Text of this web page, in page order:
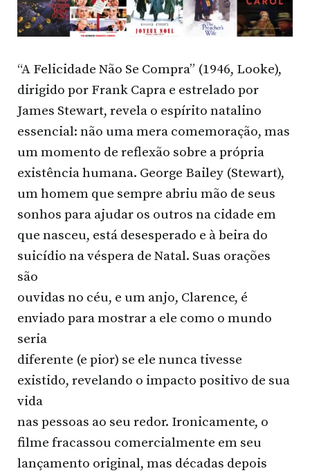
“A Felicidade Não Se Compra” (1946, Looke),
dirigido por Frank Capra e estrelado por
James Stewart, revela o espírito natalino
essencial: não uma mera comemoração, mas
um momento de reflexão sobre a própria
existência humana. George Bailey (Stewart),
um homem que sempre abriu mão de seus
sonhos para ajudar os outros na cidade em
que nasceu, está desesperado e à beira do
suicídio na véspera de Natal. Suas orações
são
ouvidas no céu, e um anjo, Clarence, é
enviado para mostrar a ele como o mundo
seria
diferente (e pior) se ele nunca tivesse
existido, revelando o impacto positivo de sua
vida
nas pessoas ao seu redor. Ironicamente, o
filme fracassou comercialmente em seu
lançamento original, mas décadas depois